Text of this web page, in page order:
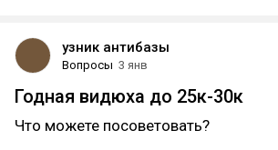
узник антибазы
Вопросы 3 янв
Годная видюха до 25к-30к
Что можете посоветовать?